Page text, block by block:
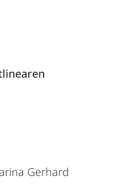
Gerhard